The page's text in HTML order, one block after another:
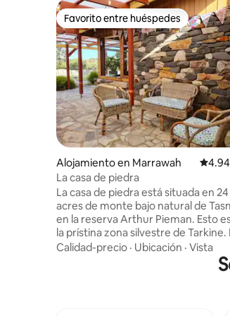
Favorito entre huéspedes
Favorito entre huéspedes
Alojamiento en Marrawah
La casa de piedra
La casa de piedra está situada en 24
acres de monte bajo natural de
en la reserva Arthur Pieman. Esto
la prístina zona silvestre de Tarkine. La
casa de piedra está hecha de piedra,
hermosa madera y paredes de
Calidad-precio · Ubicación · Vista